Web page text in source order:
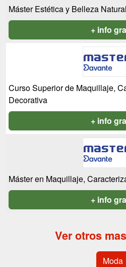
Máster Estética y Belleza Natural
+ info
Curso Superior de Maquillaje,
Decorativa
+ info
Máster en Maquillaje,
+ info
Ver otros
Moda